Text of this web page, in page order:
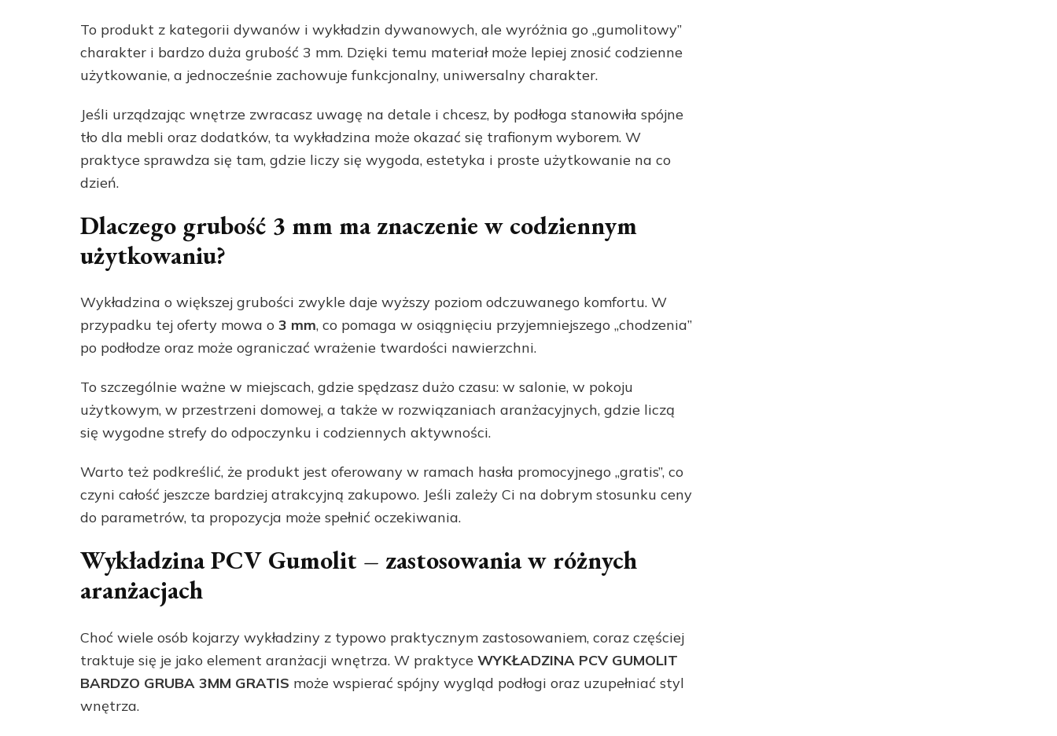
To produkt z kategorii dywanów i wykładzin dywanowych, ale wyróżnia go „gumolitowy”
charakter i bardzo duża grubość 3 mm. Dzięki temu materiał może lepiej znosić codzienne
użytkowanie, a jednocześnie zachowuje funkcjonalny, uniwersalny charakter.
Jeśli urządzając wnętrze zwracasz uwagę na detale i chcesz, by podłoga stanowiła spójne
tło dla mebli oraz dodatków, ta wykładzina może okazać się trafionym wyborem. W
praktyce sprawdza się tam, gdzie liczy się wygoda, estetyka i proste użytkowanie na co
dzień.
Dlaczego grubość 3 mm ma znaczenie w codziennym
użytkowaniu?
Wykładzina o większej grubości zwykle daje wyższy poziom odczuwanego komfortu. W
przypadku tej oferty mowa o 3 mm, co pomaga w osiągnięciu przyjemniejszego „chodzenia”
po podłodze oraz może ograniczać wrażenie twardości nawierzchni.
To szczególnie ważne w miejscach, gdzie spędzasz dużo czasu: w salonie, w pokoju
użytkowym, w przestrzeni domowej, a także w rozwiązaniach aranżacyjnych, gdzie liczą
się wygodne strefy do odpoczynku i codziennych aktywności.
Warto też podkreślić, że produkt jest oferowany w ramach hasła promocyjnego „gratis”, co
czyni całość jeszcze bardziej atrakcyjną zakupowo. Jeśli zależy Ci na dobrym stosunku ceny
do parametrów, ta propozycja może spełnić oczekiwania.
Wykładzina PCV Gumolit – zastosowania w różnych
aranżacjach
Choć wiele osób kojarzy wykładziny z typowo praktycznym zastosowaniem, coraz częściej
traktuje się je jako element aranżacji wnętrza. W praktyce WYKŁADZINA PCV GUMOLIT
BARDZO GRUBA 3MM GRATIS może wspierać spójny wygląd podłogi oraz uzupełniać styl
wnętrza.